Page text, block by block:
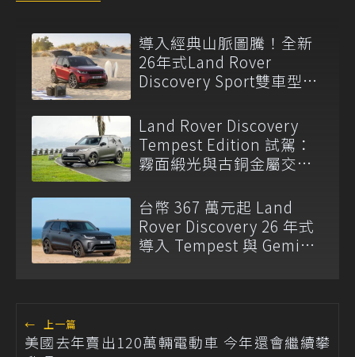
導入經典山脈圖騰！全新
26年式Land Rover
Discovery Sport雙車型
Land Rover Discovery
Tempest Edition 試駕：
霧面緞光與古銅金屬交織
台幣 367 萬元起 Land
Rover Discovery 26 年式
導入 Tempest 與 Gemini
← 上一篇
美國去年賣出120萬輛電動車 今年還會繼續攀